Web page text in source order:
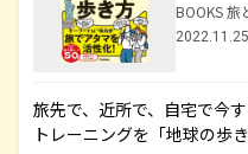
BOOKS 旅
旅先で、近所で、自宅で今
トレーニングを「地球の歩